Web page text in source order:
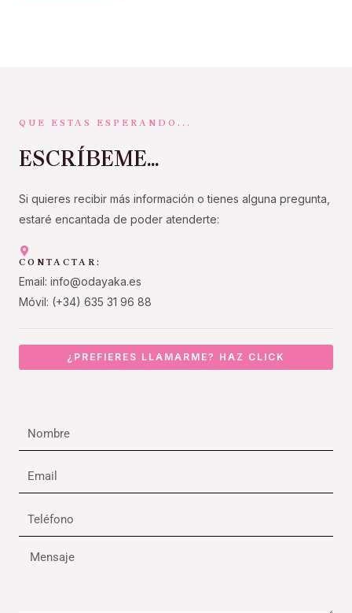
QUE ESTAS ESPERANDO...
ESCRÍBEME...
Si quieres recibir más información o tienes alguna pregunta,
estaré encantada de poder atenderte:
CONTACTAR:
Email: info@odayaka.es
Móvil: (+34) 635 31 96 88
¿PREFIERES LLAMARME? HAZ CLICK
Nombre
Email
Teléfono
Mensaje